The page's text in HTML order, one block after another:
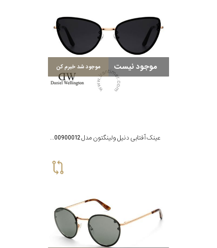
موجود نیست موجود شد خبرم کن
عینک آفتابی دنیل ولینگتون مدل DW00900012